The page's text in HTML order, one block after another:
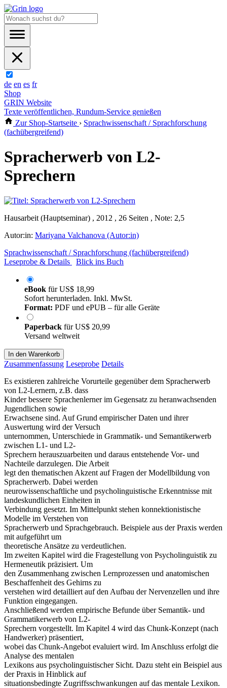
de en es fr
Shop
GRIN Website
Texte veröffentlichen, Rundum-Service genießen
Zur Shop-Startseite › Sprachwissenschaft / Sprachforschung
(fachübergreifend)
Spracherwerb von L2-
Sprechern
Hausarbeit (Hauptseminar) , 2012 , 26 Seiten , Note: 2,5
Autor:in: Mariyana Valchanova (Autor:in)
Sprachwissenschaft / Sprachforschung (fachübergreifend)
Leseprobe & Details
Blick ins Buch
eBook fürUS$ 18,99
Sofort herunterladen. Inkl. MwSt.
Format: PDF und ePUB – für alle Geräte
Paperback fürUS$ 20,99
Versand weltweit
In den Warenkorb
Zusammenfassung Leseprobe Details
Es existieren zahlreiche Vorurteile gegenüber dem Spracherwerb
von L2-Lernern, z.B. dass
Kinder bessere Sprachenlerner im Gegensatz zu heranwachsenden
Jugendlichen sowie
Erwachsene sind. Auf Grund empirischer Daten und ihrer
Auswertung wird der Versuch
unternommen, Unterschiede in Grammatik- und Semantikerwerb
zwischen L1- und L2-
Sprechern herauszuarbeiten und daraus entstehende Vor- und
Nachteile darzulegen. Die Arbeit
legt den thematischen Akzent auf Fragen der Modellbildung von
Spracherwerb. Dabei werden
neurowissenschaftliche und psycholinguistische Erkenntnisse mit
landeskundlichen Einheiten in
Verbindung gesetzt. Im Mittelpunkt stehen konnektionistische
Modelle im Verstehen von
Spracherwerb und Sprachgebrauch. Beispiele aus der Praxis werden
mit aufgeführt um
theoretische Ansätze zu verdeutlichen.
Im zweiten Kapitel wird die Fragestellung von Psycholinguistik zu
Hermeneutik präzisiert. Um
den Zusammenhang zwischen Lernprozessen und anatomischen
Beschaffenheit des Gehirns zu
verstehen wird detailliert auf den Aufbau der Nervenzellen und ihre
Funktion eingegangen.
Anschließend werden empirische Befunde über Semantik- und
Grammatikerwerb von L2-
Sprechern vorgestellt. Im Kapitel 4 wird das Chunk-Konzept (nach
Handwerker) präsentiert,
wobei das Chunk-Angebot evaluiert wird. Im Anschluss erfolgt die
Analyse des mentalen
Lexikons aus psycholinguistischer Sicht. Dazu steht ein Beispiel aus
der Praxis in Hinblick auf
situationsbedingte Zugriffsschwankungen auf das mentale Lexikon.